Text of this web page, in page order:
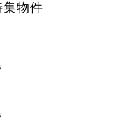
物件